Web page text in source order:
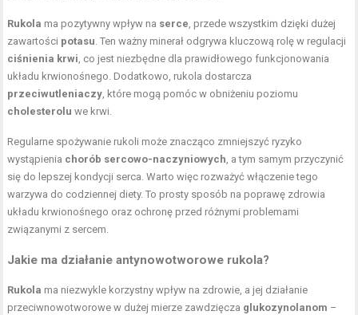
Rukola ma pozytywny wpływ na serce , przede wszystkim dzięki dużej
zawartości potasu . Ten ważny minerał odgrywa kluczową rolę w regulacji
ciśnienia krwi , co jest niezbędne dla prawidłowego funkcjonowania
układu krwionośnego. Dodatkowo, rukola dostarcza
przeciwutleniaczy , które mogą pomóc w obniżeniu poziomu
cholesterolu we krwi.
Regularne spożywanie rukoli może znacząco zmniejszyć ryzyko
wystąpienia chorób sercowo-naczyniowych , a tym samym przyczynić
się do lepszej kondycji serca. Warto więc rozważyć włączenie tego
warzywa do codziennej diety. To prosty sposób na poprawę zdrowia
układu krwionośnego oraz ochronę przed różnymi problemami
związanymi z sercem.
Jakie ma działanie antynowotworowe rukola?
Rukola ma niezwykle korzystny wpływ na zdrowie, a jej działanie
przeciwnowotworowe w dużej mierze zawdzięcza glukozynolanom –